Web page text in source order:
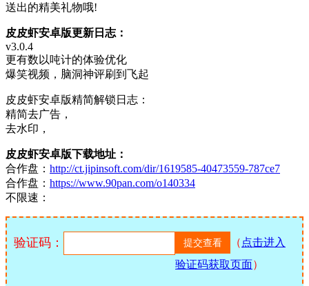
送出的精美礼物哦!
皮皮虾安卓版更新日志：
v3.0.4
更有数以吨计的体验优化
爆笑视频，脑洞神评刷到飞起
皮皮虾安卓版精简解锁日志：
精简去广告，
去水印，
皮皮虾安卓版下载地址：
合作盘： http://ct.jipinsoft.com/dir/1619585-40473559-787ce7
合作盘： https://www.90pan.com/o140334
不限速：
验证码： （ 点击进入
验证码获取页面）